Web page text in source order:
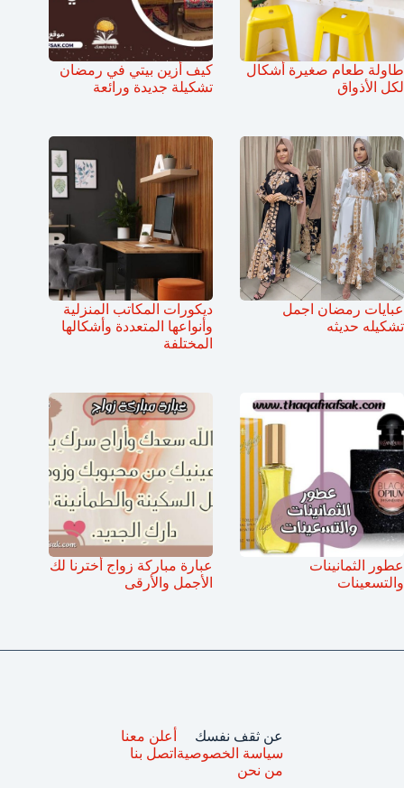
طاولة طعام صغيرة أشكال
لكل الأذواق
كيف أزين بيتي في رمضان
تشكيلة جديدة ورائعة
عبايات رمضان اجمل
تشكيله حديثه
ديكورات المكاتب المنزلية
وأنواعها المتعددة وأشكالها
المختلفة
عطور الثمانينات
والتسعينات
عبارة مباركة زواج أخترنا لك
الأجمل والأرقى
عن ثقف نفسك
سياسة الخصوصية
من نحن
أعلن معنا
اتصل بنا